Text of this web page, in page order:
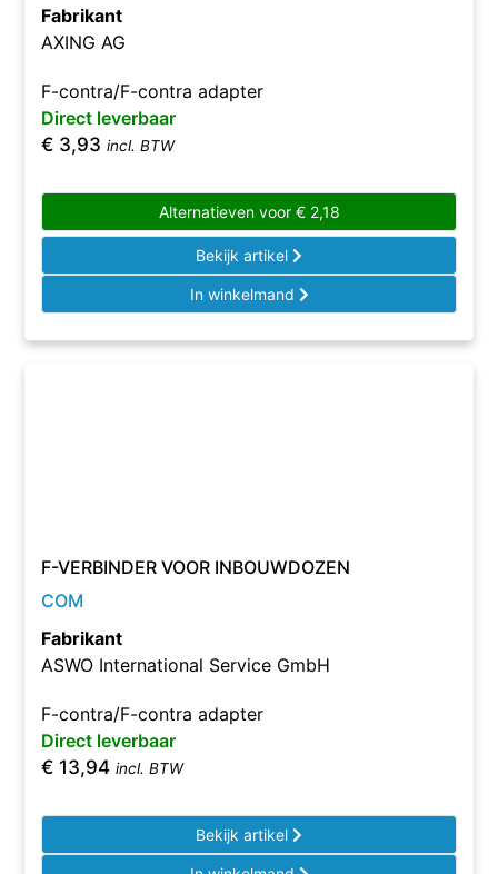
Fabrikant
AXING AG
F-contra/F-contra adapter
Direct leverbaar
€ 3,93 incl. BTW
Alternatieven voor €2,18
Bekijk artikel
In winkelmand
F-VERBINDER VOOR INBOUWDOZEN
COM
Fabrikant
ASWO International Service GmbH
F-contra/F-contra adapter
Direct leverbaar
€ 13,94 incl. BTW
Bekijk artikel